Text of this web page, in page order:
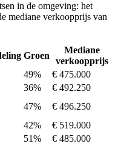
in de omgeving: het
mediane verkoopprijs van
Groen
Mediane
verkoopprijs
49%
€ 475.000
36%
€ 492.250
47%
€ 496.250
42%
€ 519.000
51%
€ 485.000